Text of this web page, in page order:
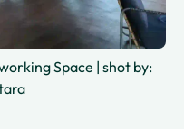
Space | shot by: